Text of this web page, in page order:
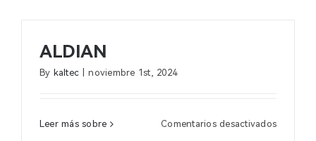
ALDIAN
By kaltec noviembre 1st, 2024
Leer más sobre Comentarios desactivadosen